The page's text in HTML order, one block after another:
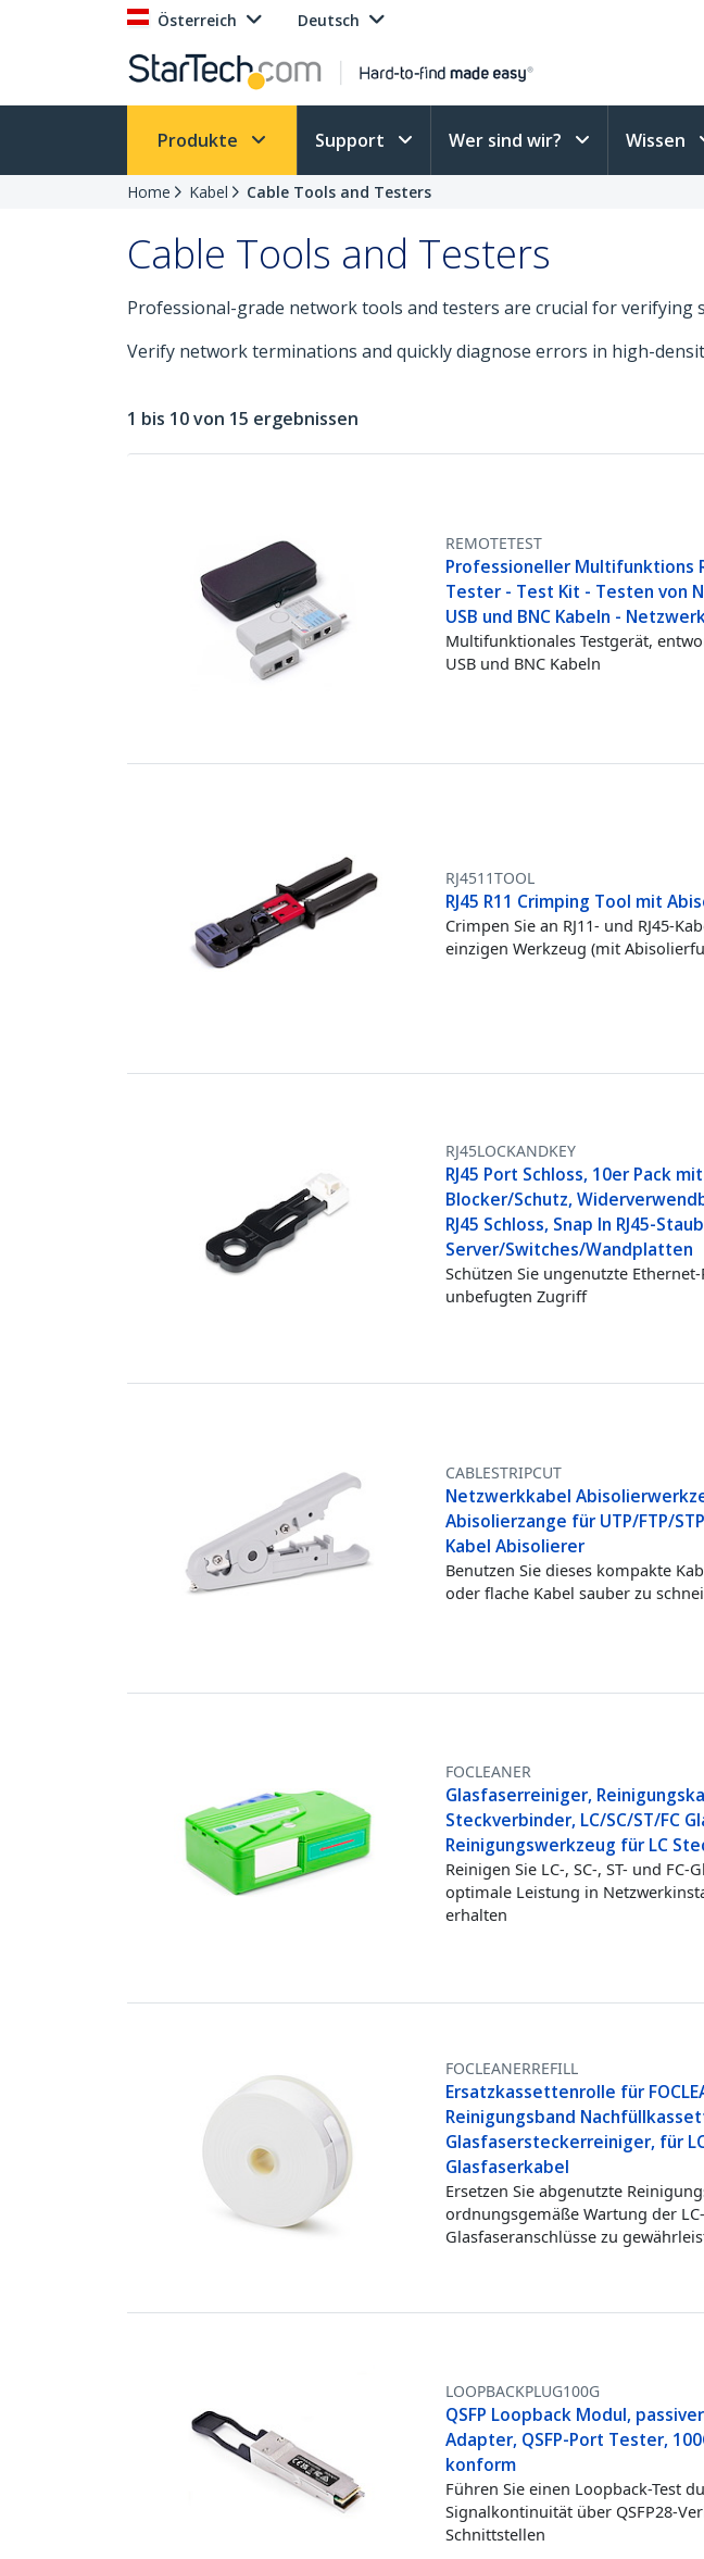
Österreich Deutsch
Produkte Support Wer sind wir? Wissen
Home Kabel Cable Tools and Testers
Cable Tools and Testers
Professional-grade network tools and testers are crucial for verifying
Verify network terminations and quickly diagnose errors in high-
1 bis 10 von 15 ergebnissen
REMOTETEST
Professioneller Multifunktions
Tester - Test Kit - Testen von
USB und BNC Kabeln -
Multifunktionales Testgerät,
USB und BNC Kabeln
RJ4511TOOL
RJ45 R11 Crimping Tool mit
Crimpen Sie an RJ11- und RJ45-
einzigen Werkzeug (mit
RJ45LOCKANDKEY
RJ45 Port Schloss, 10er Pack
Blocker/Schutz,
RJ45 Schloss, Snap In RJ45-
Server/Switches/Wandplatten
Schützen Sie ungenutzte
unbefugten Zugriff
CABLESTRIPCUT
Netzwerkkabel
Abisolierzange für UTP/FTP/
Kabel Abisolierer
Benutzen Sie dieses kompakte
oder flache Kabel sauber zu
FOCLEANER
Glasfaserreiniger,
Steckverbinder, LC/SC/ST/FC
Reinigungswerkzeug für LC
Reinigen Sie LC-, SC-, ST- und
optimale Leistung in
erhalten
FOCLEANERREFILL
Ersatzkassettenrolle für
Reinigungsband
Glasfasersteckerreiniger, für
Glasfaserkabel
Ersetzen Sie abgenutzte
ordnungsgemäße Wartung der LC-
Glasfaseranschlüsse zu
LOOPBACKPLUG100G
QSFP Loopback Modul,
Adapter, QSFP-Port Tester,
konform
Führen Sie einen Loopback-Test
Signalkontinuität über QSFP28-
Schnittstellen